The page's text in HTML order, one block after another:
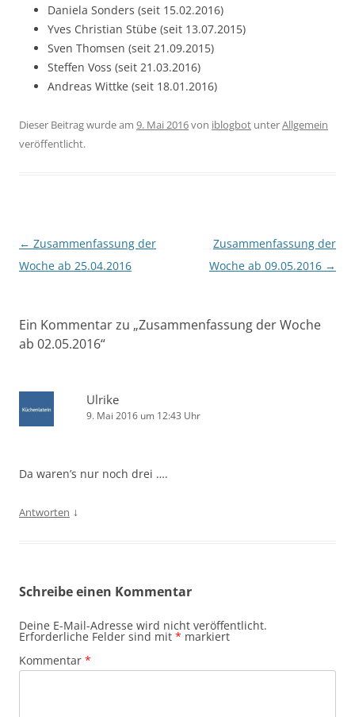
Daniela Sonders (seit 15.02.2016)
Yves Christian Stübe (seit 13.07.2015)
Sven Thomsen (seit 21.09.2015)
Steffen Voss (seit 21.03.2016)
Andreas Wittke (seit 18.01.2016)
Dieser Beitrag wurde am 9. Mai 2016von iblogbot unterAllgemein
veröffentlicht.
Beitragsnavigation
← Zusammenfassung der
Woche ab 25.04.2016
Zusammenfassung der
Woche ab 09.05.2016 →
Ein Kommentar zu „Zusammenfassung der Woche
ab 02.05.2016“
Ulrike
9. Mai 2016 um 12:43 Uhr
Da waren’s nur noch drei ….
Antworten ↓
Schreibe einen Kommentar
Deine E-Mail-Adresse wird nicht veröffentlicht.
Erforderliche Felder sind mit * markiert
Kommentar *